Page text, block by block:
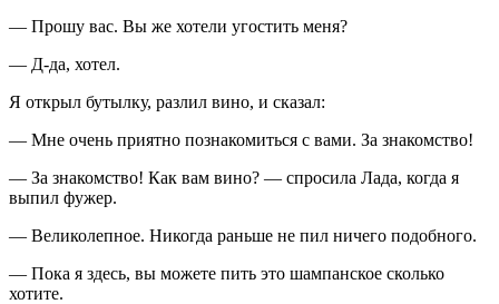
— Прошу вас. Вы же хотели угостить меня?
— Д-да, хотел.
Я открыл бутылку, разлил вино, и сказал:
— Мне очень приятно познакомиться с вами. За знакомство!
— За знакомство! Как вам вино? — спросила Лада, когда я
выпил фужер.
— Великолепное. Никогда раньше не пил ничего подобного.
— Пока я здесь, вы можете пить это шампанское сколько
хотите.